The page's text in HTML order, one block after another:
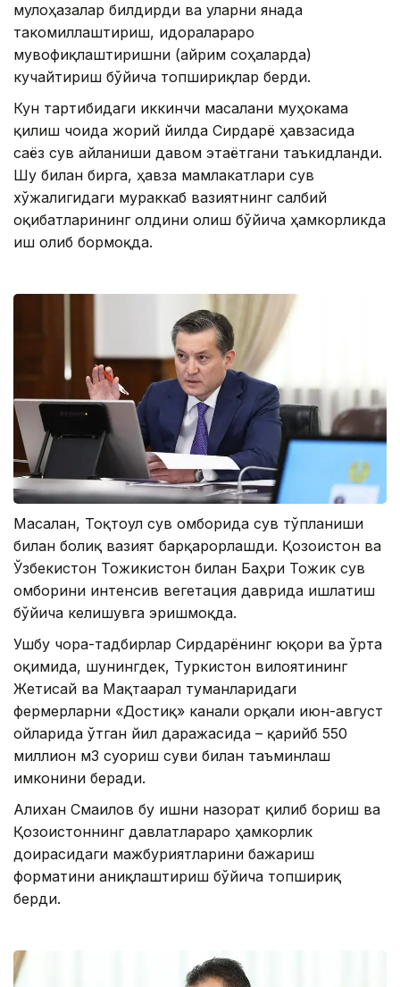
мулоҳазалар билдирди ва уларни янада
такомиллаштириш, идоралараро
мувофиқлаштиришни (айрим соҳаларда)
кучайтириш бўйича топшириқлар берди.
Кун тартибидаги иккинчи масалани муҳокама
қилиш чоғида жорий йилда Сирдарё ҳавзасида
саёз сув айланиши давом этаётгани таъкидланди.
Шу билан бирга, ҳавза мамлакатлари сув
хўжалигидаги мураккаб вазиятнинг салбий
оқибатларининг олдини олиш бўйича ҳамкорликда
иш олиб бормоқда.
Масалан, Тоқтоғул сув омборида сув тўпланиши
билан боғлиқ вазият барқарорлашди. Қозоғистон ва
Ўзбекистон Тожикистон билан Баҳри Тожик сув
омборини интенсив вегетация даврида ишлатиш
бўйича келишувга эришмоқда.
Ушбу чора-тадбирлар Сирдарёнинг юқори ва ўрта
оқимида, шунингдек, Туркистон вилоятининг
Жетисай ва Мақтаарал туманларидаги
фермерларни «Достиқ» канали орқали июн-август
ойларида ўтган йил даражасида – қарийб 550
миллион м3 суғориш суви билан таъминлаш
имконини беради.
Алихан Смаилов бу ишни назорат қилиб бориш ва
Қозоғистоннинг давлатлараро ҳамкорлик
доирасидаги мажбуриятларини бажариш
форматини аниқлаштириш бўйича топшириқ
берди.